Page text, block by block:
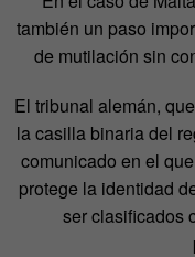
también un paso
de mutilación sin
El tribunal alemán,
la casilla binaria del
comunicado en el
protege la identidad
ser clasificados